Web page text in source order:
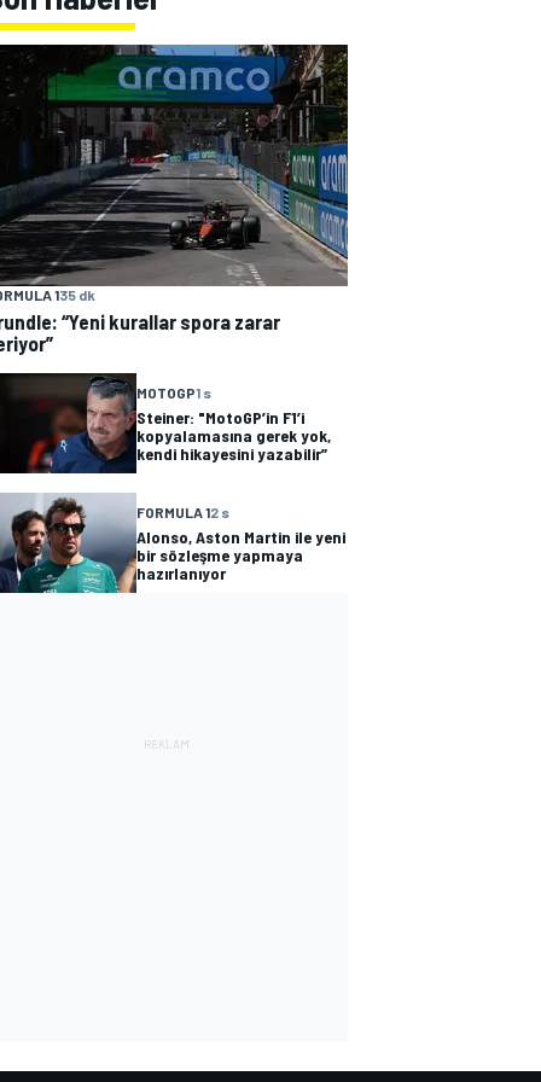
135 dk
“Yeni kurallar spora zarar
MOTOGP1 s
Steiner: "MotoGP’in F1’i
kopyalamasına gerek yok,
kendi hikayesini yazabilir”
FORMULA 12 s
Alonso, Aston Martin ile yeni
bir sözleşme yapmaya
hazırlanıyor